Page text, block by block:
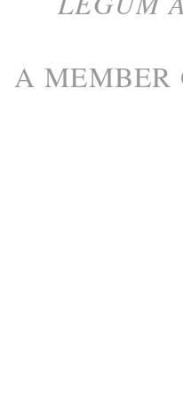
A MEMBER